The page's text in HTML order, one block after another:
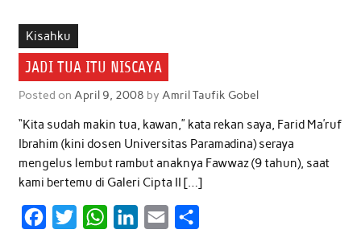
Kisahku
JADI TUA ITU NISCAYA
Posted on April 9, 2008 by Amril Taufik Gobel
“Kita sudah makin tua, kawan,” kata rekan saya, Farid Ma’ruf
Ibrahim (kini dosen Universitas Paramadina) seraya
mengelus lembut rambut anaknya Fawwaz (9 tahun), saat
kami bertemu di Galeri Cipta II […]
W